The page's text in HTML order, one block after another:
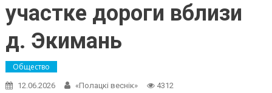
участке дороги вблизи
д. Экимань
Общество
12.06.2026 «Полацкі веснік» 4312